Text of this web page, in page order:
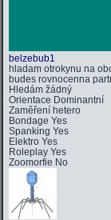
belzebub1
hladam otrokynu na
budes rovnocenna
Hledám žádný
Orientace Dominantní
Zaměření hetero
Bondage Yes
Spanking Yes
Elektro Yes
Roleplay Yes
Zoomorfie No